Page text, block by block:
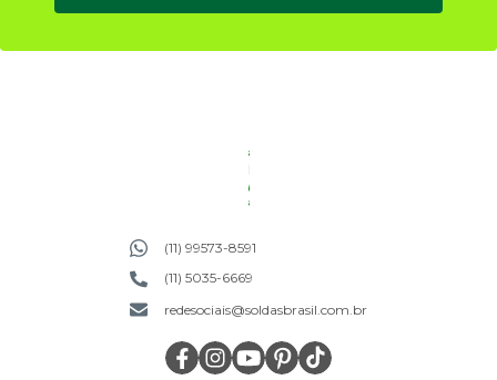
(11) 99573-8591
(11) 5035-6669
redesociais@soldasbrasil.com.br